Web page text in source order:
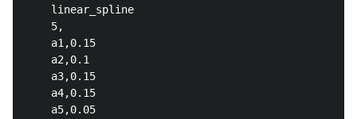
    linear_spline
    5,
    a1,0.15
    a2,0.1
    a3,0.15
    a4,0.15
    a5,0.05